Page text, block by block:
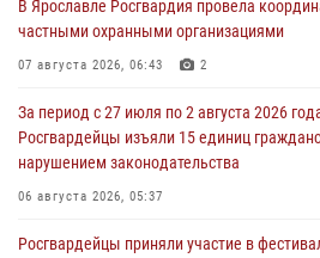
В Ярославле Росгвардия провела
частными охранными организациями
07 августа 2026, 06:43 2
За период с 27 июля по 2 августа 2026
Росгвардейцы изъяли 15 единиц
нарушением законодательства
06 августа 2026, 05:37
Росгвардейцы приняли участие в